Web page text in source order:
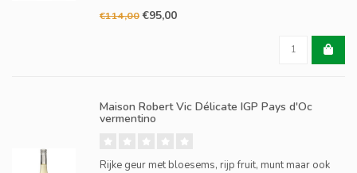
goed tot zijn recht, maar worden fraai in balans
gehouden door zijn frisse zuren en een licht tintelt
€114,00€95,00
Maison Robert Vic Délicate IGP Pays d'Oc
vermentino
Rijke geur met bloesems, rijp fruit, munt maar ook